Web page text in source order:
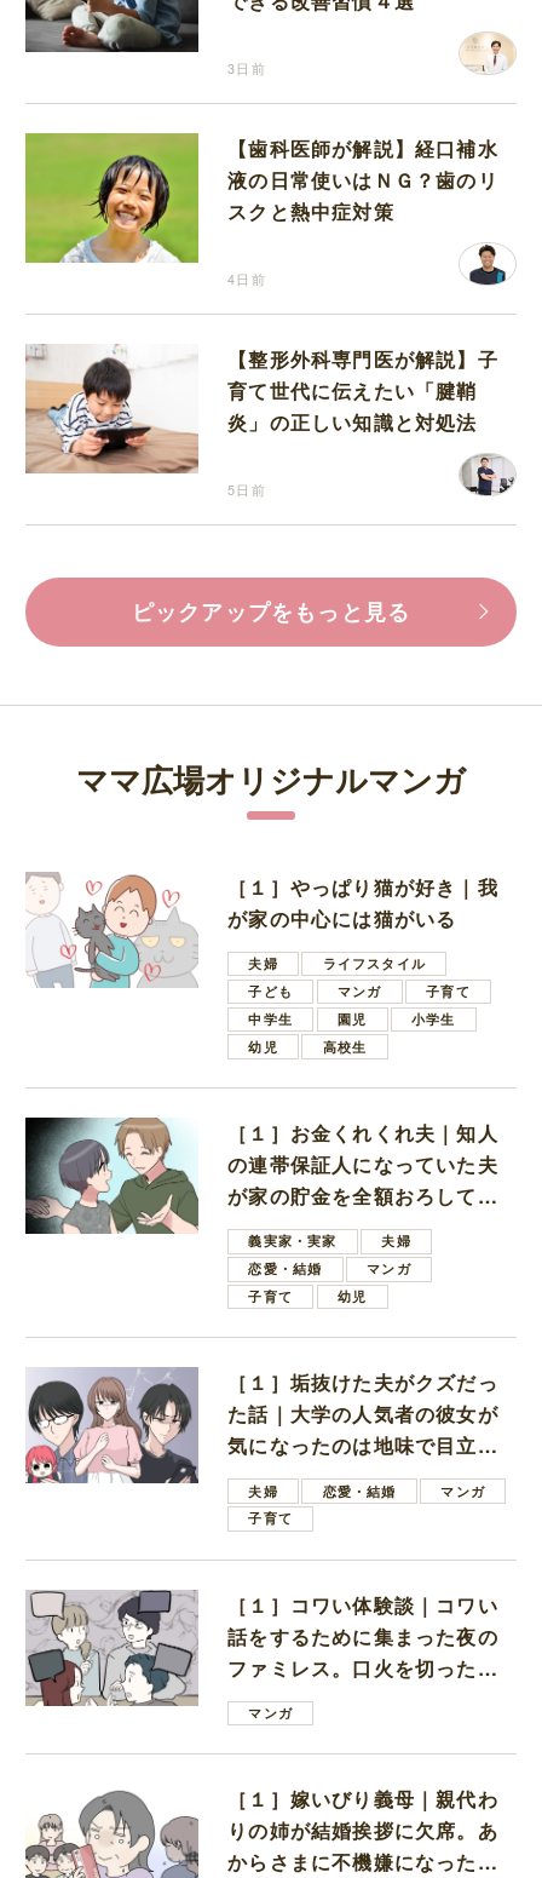
3日前
【歯科医師が解説】経口補水
液の日常使いはＮＧ？歯のリ
スクと熱中症対策
4日前
【整形外科専門医が解説】子
育て世代に伝えたい「腱鞘
炎」の正しい知識と対処法
5日前
ピックアップをもっと見る
ママ広場オリジナルマンガ
［１］やっぱり猫が好き｜我
が家の中心には猫がいる
夫婦
ライフスタイル
子ども
マンガ
子育て
中学生
園児
小学生
幼児
高校生
［１］お金くれくれ夫｜知人
の連帯保証人になっていた夫
が家の貯金を全額おろしてほ
しいと言ってきた
義実家・実家
夫婦
恋愛・結婚
マンガ
子育て
幼児
［１］垢抜けた夫がクズだっ
た話｜大学の人気者の彼女が
気になったのは地味で目立た
ない男子学生
夫婦 恋愛・結婚
マンガ
子育て
［１］コワい体験談｜コワい
話をするために集まった夜の
ファミレス。口火を切ったの
は電車好きの男の子ママ
マンガ
［１］嫁いびり義母｜親代わ
りの姉が結婚挨拶に欠席。あ
からさまに不機嫌になった義